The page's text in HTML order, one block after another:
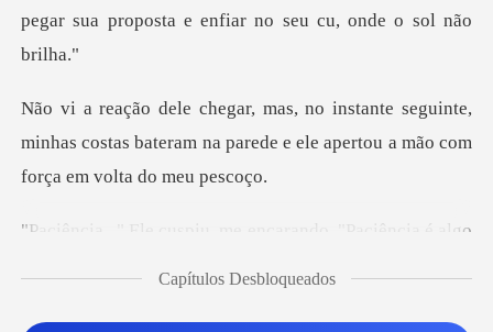
Loja
Histórico
Sair
pegar sua proposta e en
eguinte,
minhas costas bateram na parede e ele
e encarando. "Paciência é al
Capítulos Desbloqueados